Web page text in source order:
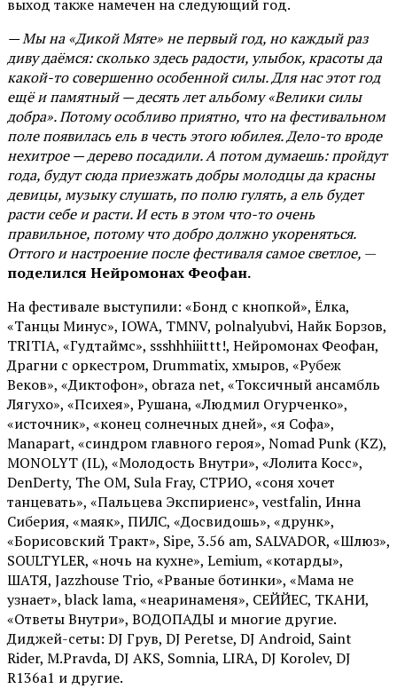
выход также намечен на следующий год.
— Мы на «Дикой Мяте» не первый год, но каждый раз
диву даёмся: сколько здесь радости, улыбок, красоты да
какой-то совершенно особенной силы. Для нас этот год
ещё и памятный — десять лет альбому «Велики силы
добра». Потому особливо приятно, что на фестивальном
поле появилась ель в честь этого юбилея. Дело-то вроде
нехитрое — дерево посадили. А потом думаешь: пройдут
года, будут сюда приезжать добры молодцы да красны
девицы, музыку слушать, по полю гулять, а ель будет
расти себе и расти. И есть в этом что-то очень
правильное, потому что добро должно укореняться.
Оттого и настроение после фестиваля самое светлое, —
поделился Нейромонах Феофан.
На фестивале выступили: «Бонд с кнопкой», Ёлка,
«Танцы Минус», IOWA, TMNV, polnalyubvi, Найк Борзов,
TRITIA, «Гудтаймс», ssshhhiiittt!, Нейромонах Феофан,
Драгни с оркестром, Drummatix, хмыров, «Рубеж
Веков», «Диктофон», obraza net, «Токсичный ансамбль
Лягухо», «Психея», Рушана, «Людмил Огурченко»,
«источник», «конец солнечных дней», «я Софа»,
Manapart, «синдром главного героя», Nomad Punk (KZ),
MONOLYT (IL), «Молодость Внутри», «Лолита Косс»,
DenDerty, The OM, Sula Fray, СТРИО, «соня хочет
танцевать», «Пальцева Экспириенс», vestfalin, Инна
Сиберия, «маяк», ПИЛС, «Досвидошь», «друнк»,
«Борисовский Тракт», Sipe, 3.56 am, SALVADOR, «Шлюз»,
SOULTYLER, «ночь на кухне», Lemium, «котарды»,
ШАТЯ, Jazzhouse Trio, «Рваные ботинки», «Мама не
узнает», black lama, «неаринаменя», СЕЙЙЕС, ТКАНИ,
«Ответы Внутри», ВОДОПАДЫ и многие другие.
Диджей-сеты: DJ Грув, DJ Peretse, DJ Android, Saint
Rider, М.Pravda, DJ AKS, Somnia, LIRA, DJ Korolev, DJ
R136a1 и другие.